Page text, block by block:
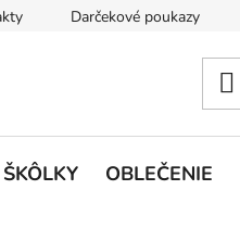
Darčekové poukazy
OBLEČENIE